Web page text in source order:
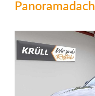
Panoramadach